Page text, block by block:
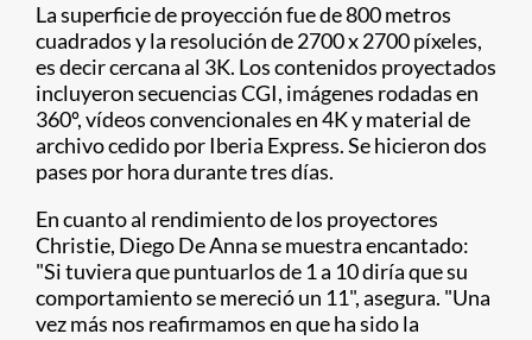
La superficie de proyección fue de 800 metros
cuadrados y la resolución de 2700 x 2700 píxeles,
es decir cercana al 3K. Los contenidos proyectados
incluyeron secuencias CGI, imágenes rodadas en
360º, vídeos convencionales en 4K y material de
archivo cedido por Iberia Express. Se hicieron dos
pases por hora durante tres días.
En cuanto al rendimiento de los proyectores
Christie, Diego De Anna se muestra encantado:
"Si tuviera que puntuarlos de 1 a 10 diría que su
comportamiento se mereció un 11", asegura. "Una
vez más nos reafirmamos en que ha sido la